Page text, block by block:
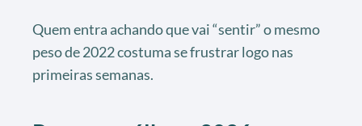
Quem entra achando que vai “sentir” o mesmo
peso de 2022 costuma se frustrar logo nas
primeiras semanas.